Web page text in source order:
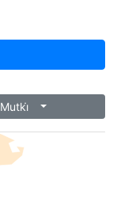
Mutki̇